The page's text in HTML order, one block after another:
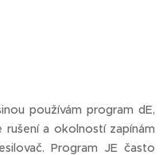
používám program dE,
a okolností zapínám
Program JE často